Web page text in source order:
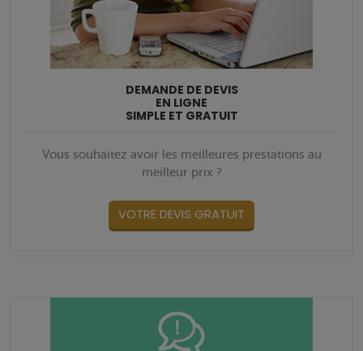
DEMANDE DE DEVIS
EN LIGNE
SIMPLE ET GRATUIT
Vous souhaitez avoir les meilleures prestations au
meilleur prix ?
VOTRE DEVIS GRATUIT